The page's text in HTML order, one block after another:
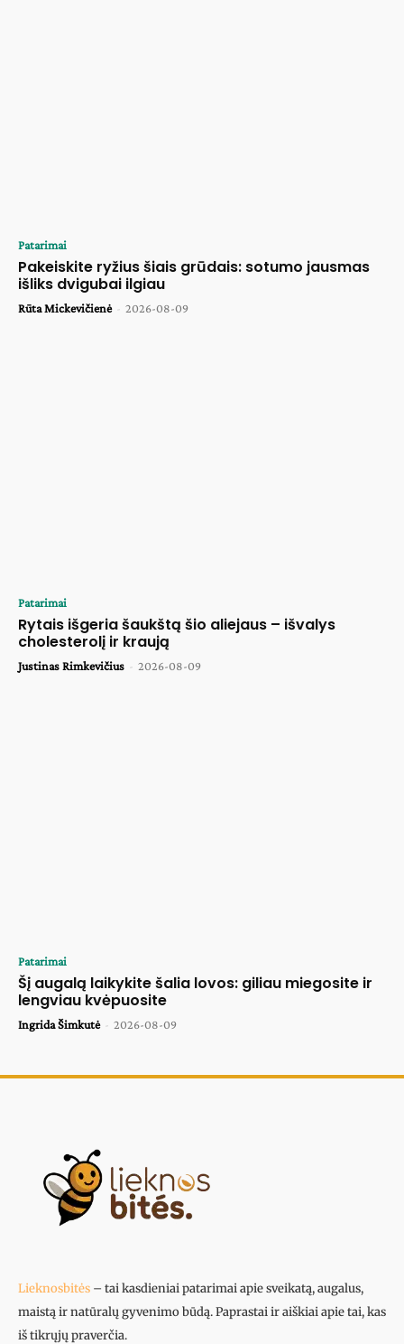
Patarimai
Pakeiskite ryžius šiais grūdais: sotumo jausmas
išliks dvigubai ilgiau
Rūta Mickevičienė - 2026-08-09
Patarimai
Rytais išgeria šaukštą šio aliejaus – išvalys
cholesterolį ir kraują
Justinas Rimkevičius - 2026-08-09
Patarimai
Šį augalą laikykite šalia lovos: giliau miegosite ir
lengviau kvėpuosite
Ingrida Šimkutė - 2026-08-09
Lieknosbitės – tai kasdieniai patarimai apie sveikatą, augalus,
maistą ir natūralų gyvenimo būdą. Paprastai ir aiškiai apie tai, kas
iš tikrųjų praverčia.